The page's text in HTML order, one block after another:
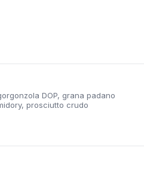
DOP, grana padano
prosciutto crudo